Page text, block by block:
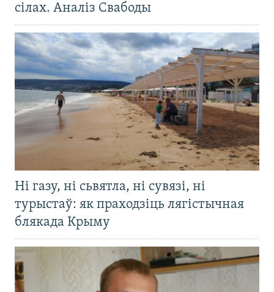
сілах. Аналіз Свабоды
Ні газу, ні сьвятла, ні сувязі, ні
турыстаў: як праходзіць лягістычная
блякада Крыму